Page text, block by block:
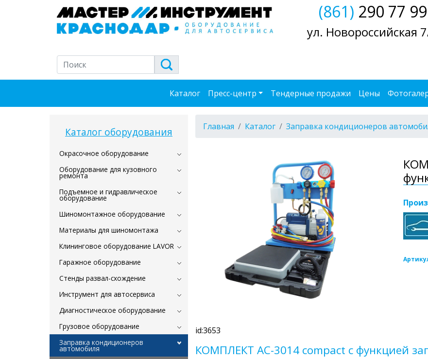
(861) 290 77 99
ул. Новороссийская
Каталог Пресс-центр Тендерные продажи Цены
Каталог оборудования
Окрасочное оборудование
Оборудование для кузовного
ремонта
Подъемное и гидравлическое
оборудование
Шиномонтажное оборудование
Материалы для шиномонтажа
Клининговое оборудование LAVOR
Гаражное оборудование
Стенды развал-схождение
Инструмент для автосервиса
Диагностическое оборудование
Грузовое оборудование
Заправка кондиционеров
автомобиля
Главная Каталог Заправка кондиционеров
id:3653
КОМПЛЕКТ AC-3014 compact с функцией